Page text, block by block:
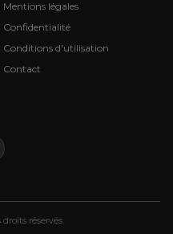
Mentions légales
Confidentialité
Conditions d'utilisation
Contact
droits réservés.